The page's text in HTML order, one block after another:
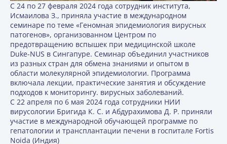
С 24 по 27 февраля 2024 года сотрудник института,
Исмаилова З., приняла участие в международном
семинаре по теме «Геномная эпидемиология вирусных
патогенов», организованном Центром по
предотвращению вспышек при медицинской школе
Duke-NUS в Сингапуре. Семинар объединил участников
из разных стран для обмена знаниями и опытом в
области молекулярной эпидемиологии. Программа
включала лекции, практические занятия и обсуждение
подходов к мониторингу. вирусных заболеваний.
С 22 апреля по 6 мая 2024 года сотрудники НИИ
вирусологии Бригида К. С. и Абдурахимова Д. Р. приняли
участие в международной обучающей программе по
гепатологии и трансплантации печени в госпитале Fortis
Noida (Индия)